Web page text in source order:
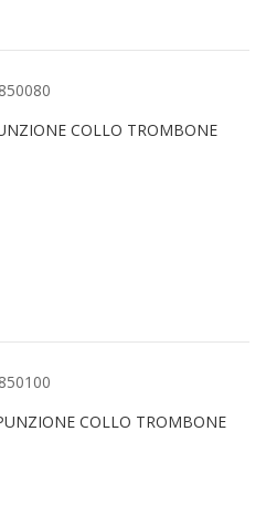
COLLO TROMBONE
COLLO TROMBONE